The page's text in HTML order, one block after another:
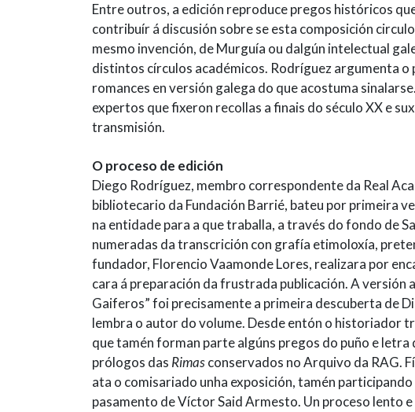
Entre outros, a edición reproduce pregos históricos
contribuír á discusión sobre se esta composición
mesmo invención, de Murguía ou dalgún intelectual
distintos círculos académicos. Rodríguez argumenta
romances en versión galega do que acostuma
expertos que fixeron recollas a finais do século XX e
transmisión.
O proceso de edición
Diego Rodríguez, membro correspondente da Real
bibliotecario da Fundación Barrié, bateu por primeira
na entidade para a que traballa, a través do fondo de
numeradas da transcrición con grafía etimoloxía,
fundador, Florencio Vaamonde Lores, realizara por
cara á preparación da frustrada publicación. A versión
Gaiferos” foi precisamente a primeira descuberta de
lembra o autor do volume. Desde entón o historiador
que tamén forman parte algúns pregos do puño e
prólogos das Rimasconservados no Arquivo da RAG.
ata o comisariado unha exposición, tamén
pasamento de Víctor Said Armesto. Un proceso lento